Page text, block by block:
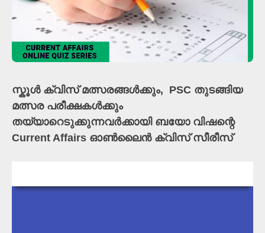
സ്കൂൾ ക്വിസ് മത്സരങ്ങൾക്കും, PSC തുടങ്ങിയ
മത്സര പരീക്ഷകൾക്കും
തയ്യാറെടുക്കുന്നവർക്കായി ബയോ വിഷന്റെ
Current Affairs ഓൺലൈൻ ക്വിസ് സീരീസ്